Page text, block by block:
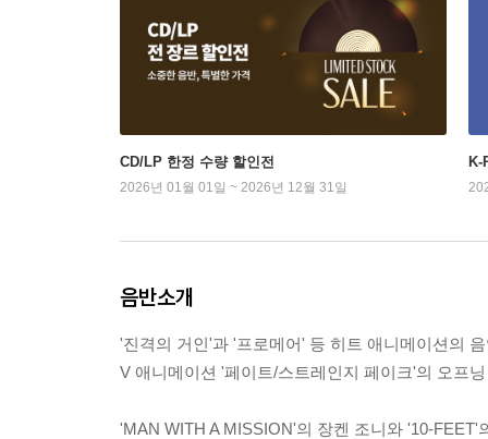
CD/LP 한정 수량 할인전
2026년 01월 01일 ~ 2026년 12월 31일
K-
음반소개
'진격의 거인'과 '프로메어' 등 히트 애니메이션의
V 애니메이션 '페이트/스트레인지 페이크'의 오프
'MAN WITH A MISSION'의 장켄 조니와 '10-